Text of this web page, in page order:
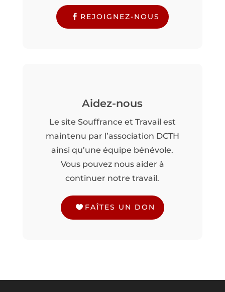
REJOIGNEZ-NOUS
Aidez-nous
Le site Souffrance et Travail est
maintenu par l’association DCTH
ainsi qu’une équipe bénévole.
Vous pouvez nous aider à
continuer notre travail.
FAÎTES UN DON